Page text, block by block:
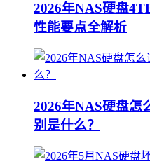
2026年NAS硬盘
性能要点全解析
2026年NAS硬盘怎
别是什么？